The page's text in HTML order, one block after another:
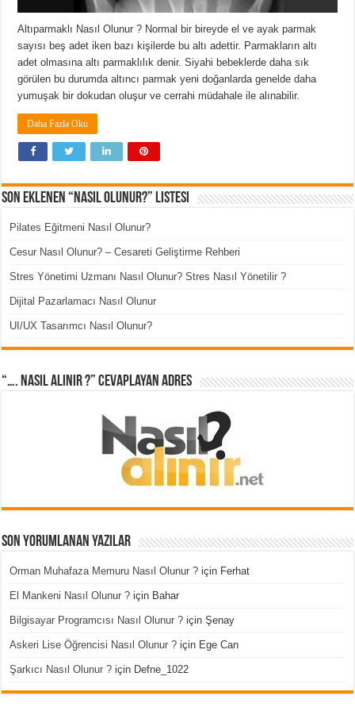
Altıparmaklı Nasıl Olunur ? Normal bir bireyde el ve ayak parmak
sayısı beş adet iken bazı kişilerde bu altı adettir. Parmakların altı
adet olmasına altı parmaklılık denir. Siyahi bebeklerde daha sık
görülen bu durumda altıncı parmak yeni doğanlarda genelde daha
yumuşak bir dokudan oluşur ve cerrahi müdahale ile alınabilir.
Daha Fazla Oku
Son Eklenen “Nasıl Olunur?” Listesi
Pilates Eğitmeni Nasıl Olunur?
Cesur Nasıl Olunur? – Cesareti Geliştirme Rehberi
Stres Yönetimi Uzmanı Nasıl Olunur? Stres Nasıl Yönetilir ?
Dijital Pazarlamacı Nasıl Olunur
UI/UX Tasarımcı Nasıl Olunur?
“…. Nasıl Alınır ?” cevaplayan adres
Son Yorumlanan Yazılar
Orman Muhafaza Memuru Nasıl Olunur ? için Ferhat
El Mankeni Nasıl Olunur ? için Bahar
Bilgisayar Programcısı Nasıl Olunur ? içinŞenay
Askeri Lise Öğrencisi Nasıl Olunur ? için Ege Can
Şarkıcı Nasıl Olunur ? için Defne_1022